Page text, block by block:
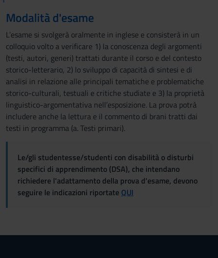
Modalità d'esame
L’esame si svolgerà oralmente in inglese e consisterà in un
colloquio volto a verificare 1) la conoscenza degli argomenti
(testi, autori, generi) trattati durante il corso e del contesto
storico-letterario, 2) lo sviluppo di capacità di sintesi e di
analisi in relazione alle principali tematiche e problematiche
storico-culturali, testuali e critiche studiate e 3) la proprietà
linguistico-argomentativa nell’esposizione. La prova potrà
includere anche la lettura e il commento di brani tratti dai
testi in programma (a. Testi primari).
Le/gli studentesse/studenti con disabilità o disturbi
specifici di apprendimento (DSA), che intendano
richiedere l'adattamento della prova d'esame, devono
seguire le indicazioni riportate QUI